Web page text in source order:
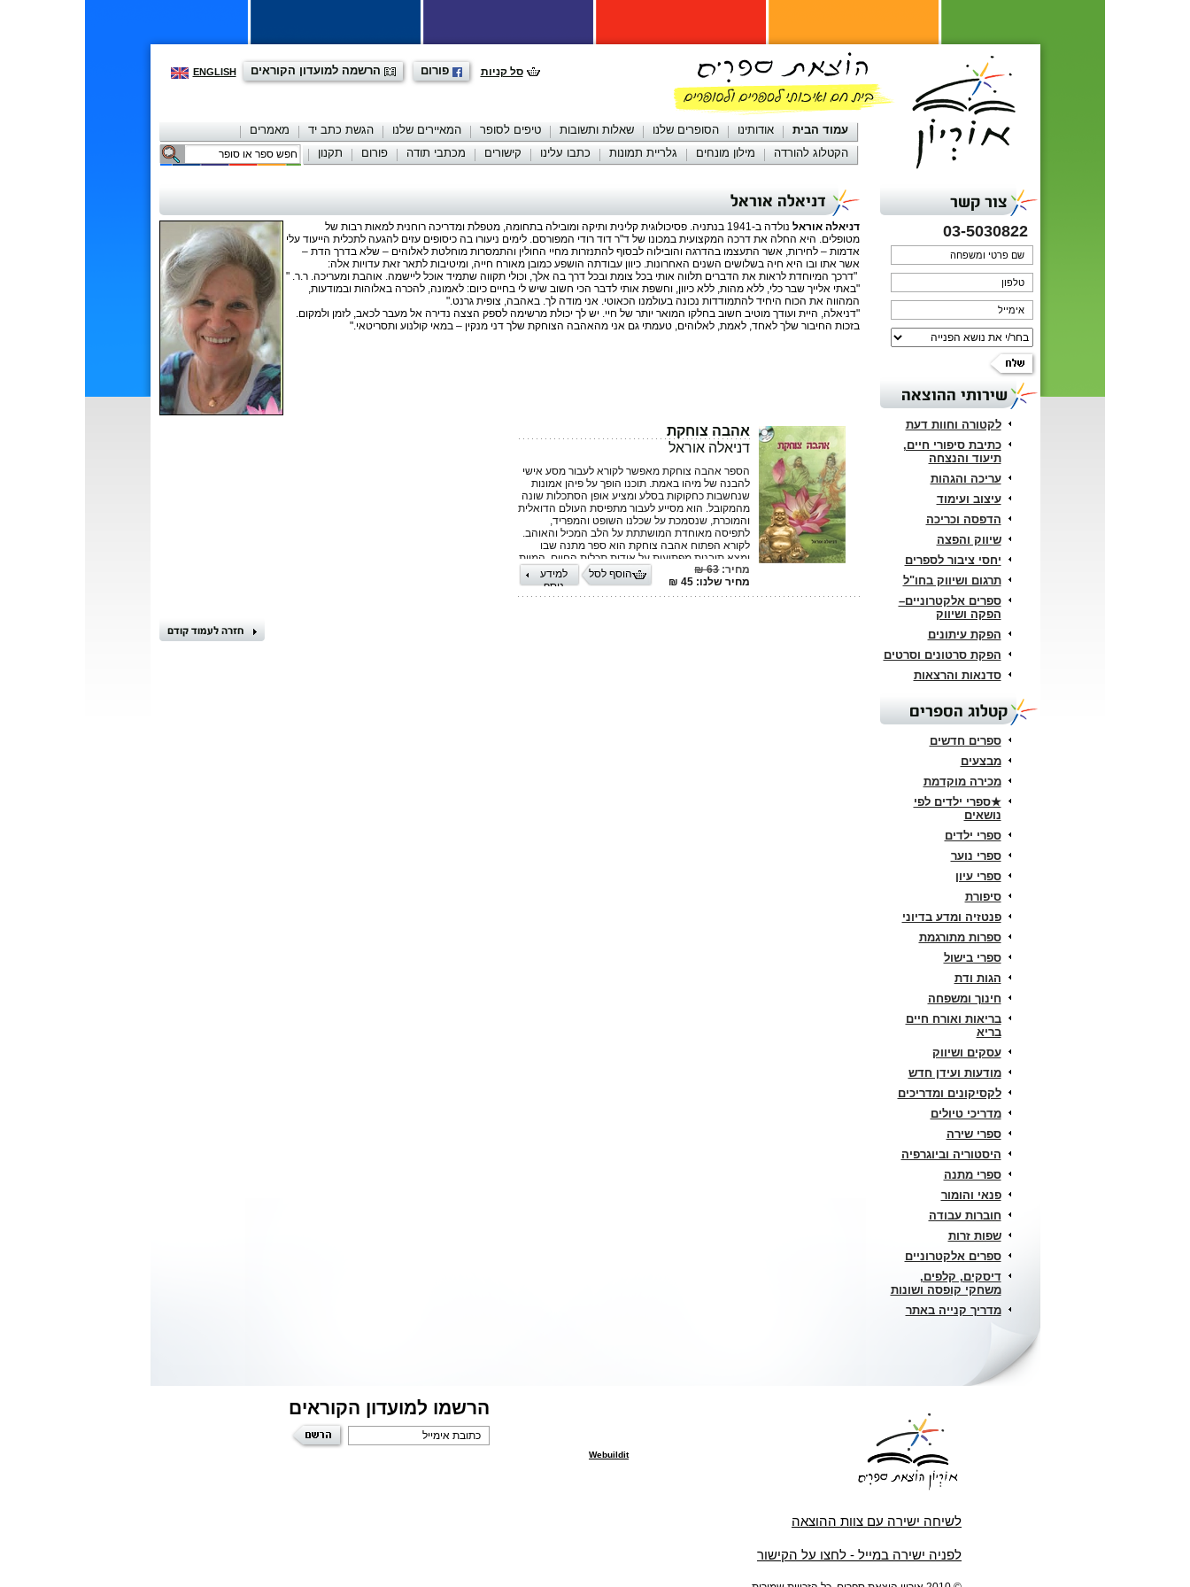
ENGLISH הרשמה למועדון הקוראים פורום סל קניות
עמוד הבית אודותינו הסופרים שלנו שאלות ותשובות טיפים לסופר המאיירים שלנו הגשת כתב יד
מאמרים
הקטלוג להורדה
מילון מונחים גלריית תמונות כתבו עלינו קישורים מכתבי תודה פורום תקנון יצירת קשר
צור קשר
03-5030822
שירותי ההוצאה
לקטורה וחוות דעת
כתיבת סיפורי חיים,
תיעוד והנצחה
עריכה והגהות
עיצוב ועימוד
הדפסה וכריכה
שיווק והפצה
יחסי ציבור לספרים
תרגום ושיווק בחו"ל
ספרים אלקטרוניים–
הפקה ושיווק
הפקת עיתונים
הפקת סרטונים וסרטים
סדנאות והרצאות
קטלוג הספרים
ספרים חדשים
מבצעים
מכירה מוקדמת
★ספרי ילדים לפי
נושאים
ספרי ילדים
ספרי נוער
ספרי עיון
סיפורת
פנטזיה ומדע בדיוני
ספרות מתורגמת
ספרי בישול
הגות ודת
חינוך ומשפחה
בריאות ואורח חיים
בריא
עסקים ושיווק
מודעות ועידן חדש
לקסיקונים ומדריכים
מדריכי טיולים
ספרי שירה
היסטוריה וביוגרפיה
ספרי מתנה
פנאי והומור
חוברות עבודה
שפות זרות
ספרים אלקטרוניים
דיסקים, קלפים,
משחקי קופסה ושונות
מדריך קנייה באתר
דניאלה אוראל
דניאלה אוראל
נולדה ב-1941 בנתניה. פסיכולוגית קלינית ותיקה ומובילה בתחומה, מטפלת ומדריכה רוחנית למאות רבות של
מטופלים. היא החלה את דרכה המקצועית במכונו של ד"ר דוד רודי המפורסם. לימים ניעורו בה כיסופים עזים להגעה לתכלית הייעוד עלי
אדמות – לחירות, אשר התעצמו בהדרגה והובילוה לבסוף להתנזרות מחיי החולין והתמסרות מוחלטת לאלוהים – שלא בדרך הדת –
אשר אתו ובו היא חיה בשלושים השנים האחרונות. כיוון עבודתה הושפע כמובן מאורח חייה, ומיטיבות לתאר זאת עדויות אלה:
"דרכך המיוחדת לראות את הדברים תלווה אותי בכל צומת ובכל דרך בה אלך, וכולי תקווה שתמיד אוכל ליישמה. אוהבת ומעריכה. ר.ר. "
"באתי אלייך שבר כלי, ללא מהות, ללא כיוון, וחשפת אותי לדבר הכי חשוב שיש לי בחיים כיום: לאמונה, להכרה באלוהות ובמודעות,
המהווה את הכוח היחיד להתמודדות נכונה בעולמנו הכאוטי. אני מודה לך. באהבה, צופית גרנט."
"דניאלה, היית ועודך מוטיב חשוב בחלקו המואר יותר של חיי. יש לך יכולת מרשימה לספק הצצה נדירה אל מעבר לכאב, לזמן ולמקום.
בזכות החיבור שלך לאחד, לאמת, לאלוהים, טעמתי גם אני מהאהבה הצוחקת שלך דני מנקין – במאי קולנוע ותסריטאי."
אהבה צוחקת
דניאלה אוראל
הספר אהבה צוחקת מאפשר לקורא לעבור מסע אישי
להבנה של מיהו באמת. תוכנו הופך על פיהן אמונות
שנחשבות כחקוקות בסלע ומציע אופן הסתכלות שונה
מהמקובל. הוא מסייע לעבור מתפיסת העולם הדואלית
והמוכרת, שנסמכת על שכלנו השופט והמפריד,
לתפיסה מאוחדת המושתתת על הלב המכיל והאוהב.
לקורא הפתוח אהבה צוחקת הוא ספר מתנה שבו
ימצא תובנות מפתיעות על אודות תכלית החיים, המוות
ואלוהים שמעל לדת. הוא מצביע בליווי מובאות
וסיפורים על אפשרות יציאה מהסבל ובחירה באהבה.
מצורף אליו גם דיסק תרגילים ליישום. המחברת קיבצה
מחיר:63 ₪
מחיר שלנו: 45 ₪
למידע
נוסף
הוסף לסל
הרשמו למועדון הקוראים
לשיחה ישירה עם צוות ההוצאה
לפניה ישירה במייל - לחצו על הקישור
Webuildit